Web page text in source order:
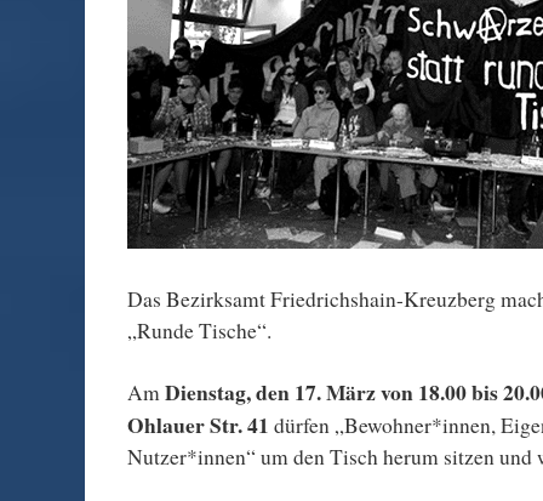
Das Bezirksamt Friedrichshain-Kreuzberg
„Runde Tische“.
AmDienstag, den 17. März von 18.00 bis
Ohlauer Str. 41 dürfen „Bewohner*innen,
Nutzer*innen“ um den Tisch herum sitzen und